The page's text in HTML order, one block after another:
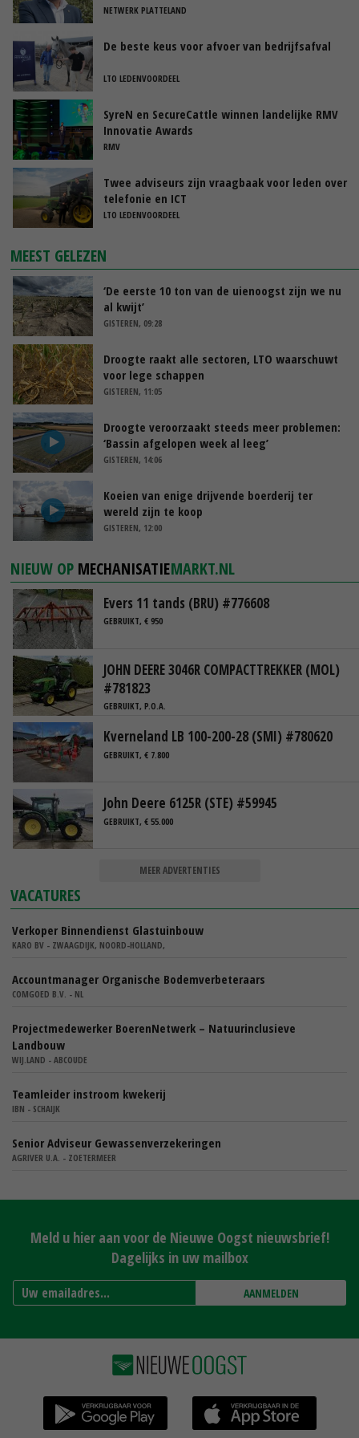
NETWERK PLATTELAND
De beste keus voor afvoer van bedrijfsafval
LTO LEDENVOORDEEL
SyreN en SecureCattle winnen landelijke RMV
Innovatie Awards
RMV
Twee adviseurs zijn vraagbaak voor leden over
telefonie en ICT
LTO LEDENVOORDEEL
MEEST GELEZEN
‘De eerste 10 ton van de uienoogst zijn we nu
al kwijt’
GISTEREN, 09:28
Droogte raakt alle sectoren, LTO waarschuwt
voor lege schappen
GISTEREN, 11:05
Droogte veroorzaakt steeds meer problemen:
‘Bassin afgelopen week al leeg’
GISTEREN, 14:06
Koeien van enige drijvende boerderij ter
wereld zijn te koop
GISTEREN, 12:00
NIEUW OP MECHANISATIEMARKT.NL
Evers 11 tands (BRU) #776608
GEBRUIKT, € 950
JOHN DEERE 3046R COMPACTTREKKER (MOL)
#781823
GEBRUIKT, P.O.A.
Kverneland LB 100-200-28 (SMI) #780620
GEBRUIKT, € 7.800
John Deere 6125R (STE) #59945
GEBRUIKT, € 55.000
MEER ADVERTENTIES
VACATURES
Verkoper Binnendienst Glastuinbouw
KARO BV - ZWAAGDIJK, NOORD-HOLLAND,
Accountmanager Organische Bodemverbeteraars
COMGOED B.V. - NL
Projectmedewerker BoerenNetwerk – Natuurinclusieve
Landbouw
WIJ.LAND - ABCOUDE
Teamleider instroom kwekerij
IBN - SCHAIJK
Senior Adviseur Gewassenverzekeringen
AGRIVER U.A. - ZOETERMEER
Meld u hier aan voor de Nieuwe Oogst nieuwsbrief!
Dagelijks in uw mailbox
AANMELDEN